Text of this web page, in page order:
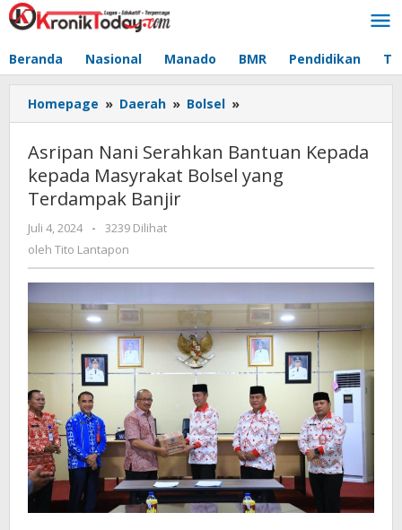
Lewati
ke
Beranda Nasional Manado BMR Pendidikan
Homepage » Daerah » Bolsel »
Nani
Bantuan
Kepada
Terdampak
Asripan Nani Serahkan Bantuan Kepada
kepada Masyrakat Bolsel yang
Terdampak Banjir
Juli 4, 2024
oleh
Tito
Lantapon
-
3239 Dilihat
oleh Tito Lantapon